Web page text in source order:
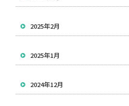
2025年2月
2025年1月
2024年12月